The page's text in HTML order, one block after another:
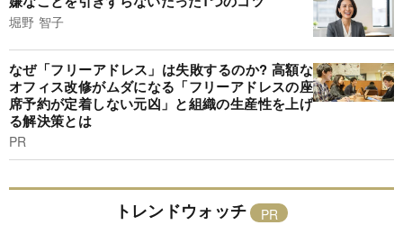
堀野 智子
なぜ「フリーアドレス」は失敗するのか? 高額な
オフィス改修がムダになる「フリーアドレスの座
席予約が定着しない元凶」と組織の生産性を上げ
る解決策とは
PR
トレンドウォッチ